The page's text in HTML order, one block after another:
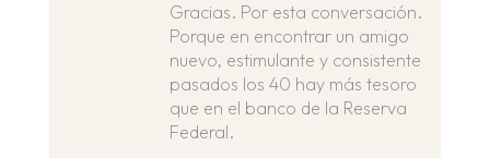
Gracias. Por esta conversación.
Porque en encontrar un amigo
nuevo, estimulante y consistente
pasados los 40 hay más tesoro
que en el banco de la Reserva
Federal.